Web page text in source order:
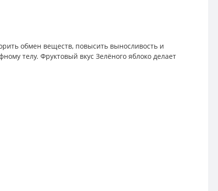
обмен веществ, повысить выносливость и
телу. Фруктовый вкус Зелёного яблоко делает